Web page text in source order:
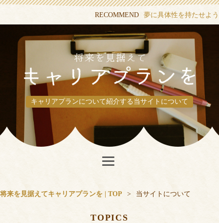
RECOMMEND 夢に具体性を持たせよう
キャリアプランについて紹介する当サイトについて
将来を見据えてキャリアプランを | TOP > 当サイトについて
TOPICS